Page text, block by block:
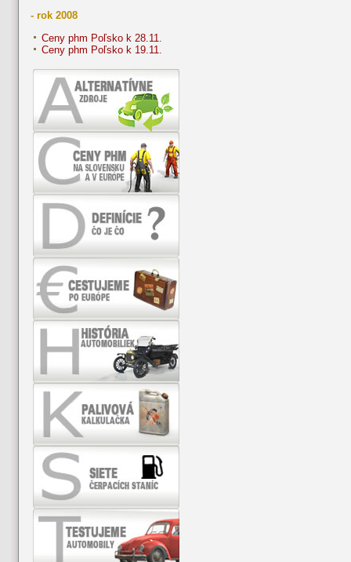
- rok 2008
Ceny phm Poľsko k 28.11.
Ceny phm Poľsko k 19.11.